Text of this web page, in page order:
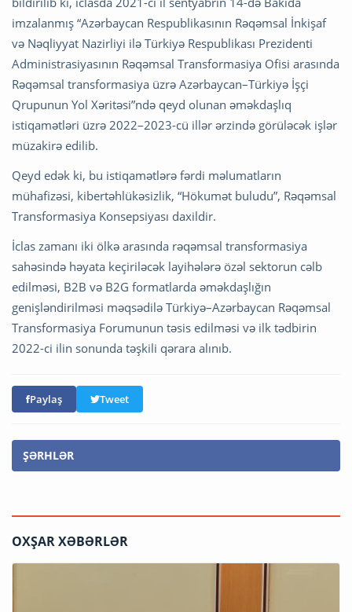
imzalanmış “Azərbaycan Respublikasının Rəqəmsal İnkişaf
və Nəqliyyat Nazirliyi ilə Türkiyə Respublikası Prezidenti
Administrasiyasının Rəqəmsal Transformasiya Ofisi arasında
Rəqəmsal transformasiya üzrə Azərbaycan–Türkiyə İşçi
Qrupunun Yol Xəritəsi”ndə qeyd olunan əməkdaşlıq
istiqamətləri üzrə 2022–2023-cü illər ərzində görüləcək işlər
müzakirə edilib.
Qeyd edək ki, bu istiqamətlərə fərdi məlumatların
mühafizəsi, kibertəhlükəsizlik, “Hökumət buludu”, Rəqəmsal
Transformasiya Konsepsiyası daxildir.
İclas zamanı iki ölkə arasında rəqəmsal transformasiya
sahəsində həyata keçiriləcək layihələrə özəl sektorun cəlb
edilməsi, B2B və B2G formatlarda əməkdaşlığın
genişləndirilməsi məqsədilə Türkiyə–Azərbaycan Rəqəmsal
Transformasiya Forumunun təsis edilməsi və ilk tədbirin
2022-ci ilin sonunda təşkili qərara alınıb.
Paylaş Tweet
ŞƏRHLƏR
OXŞAR XƏBƏRLƏR